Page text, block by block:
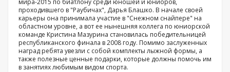
проходившего в "Раубичах", Дарья Блашко. В начале своей
карьеры она принимала участие в "Снежном снайпере" на
областном уровне, а вот ее нынешняя коллега по юниорской
команде Кристина Мазурина становилась победительницей
республиканского финала в 2008 году. Помимо заслуженных
наград ребята увезли с собой комплекты лыжной формы, а
также полезные ценные подарки, которые должны помочь им
в занятиях любимым видом спорта.